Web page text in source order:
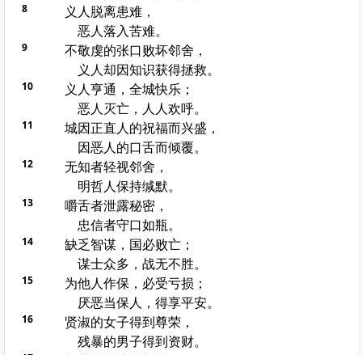
8
义人脱离患难，
恶人落入苦难。
9
不敬虔的张口败坏邻舍，
义人却因知识获得拯救。
10
义人亨通，全城快乐；
恶人灭亡，人人欢呼。
11
城因正直人的祝福而兴盛，
因恶人的口舌而倾覆。
12
无知者轻视邻舍，
明哲人保持缄默。
13
嚼舌者泄露秘密，
忠信者守口如瓶。
14
缺乏智谋，国必败亡；
谋士众多，战无不胜。
15
为他人作保，必受亏损；
厌恶当保人，得享平安。
16
贤淑的女子得到尊荣，
残暴的男子得到资财。